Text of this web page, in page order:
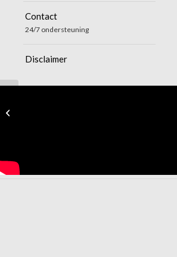
Contact
24/7 ondersteuning
Disclaimer